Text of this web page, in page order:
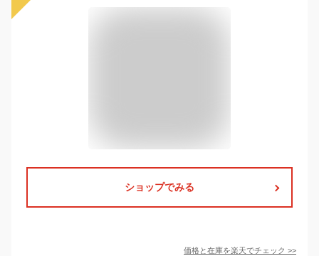
ショップでみる
価格と在庫を楽天でチェック >>